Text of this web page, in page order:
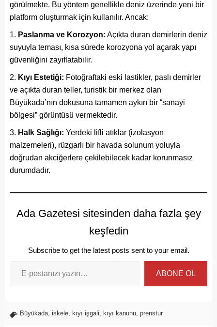
görülmekte. Bu yöntem genellikle deniz üzerinde yeni bir
platform oluşturmak için kullanılır. Ancak:
Paslanma ve Korozyon: Açıkta duran demirlerin deniz
suyuyla teması, kısa sürede korozyona yol açarak yapı
güvenliğini zayıflatabilir.
Kıyı Estetiği: Fotoğraftaki eski lastikler, paslı demirler
ve açıkta duran teller, turistik bir merkez olan
Büyükada’nın dokusuna tamamen aykırı bir “sanayi
bölgesi” görüntüsü vermektedir.
Halk Sağlığı: Yerdeki lifli atıklar (izolasyon
malzemeleri), rüzgarlı bir havada solunum yoluyla
doğrudan akciğerlere çekilebilecek kadar korunmasız
durumdadır.
Ada Gazetesi sitesinden daha fazla şey
keşfedin
Subscribe to get the latest posts sent to your email.
ABONE OL
Büyükada, iskele, kıyı işgali, kıyı kanunu, prenstur